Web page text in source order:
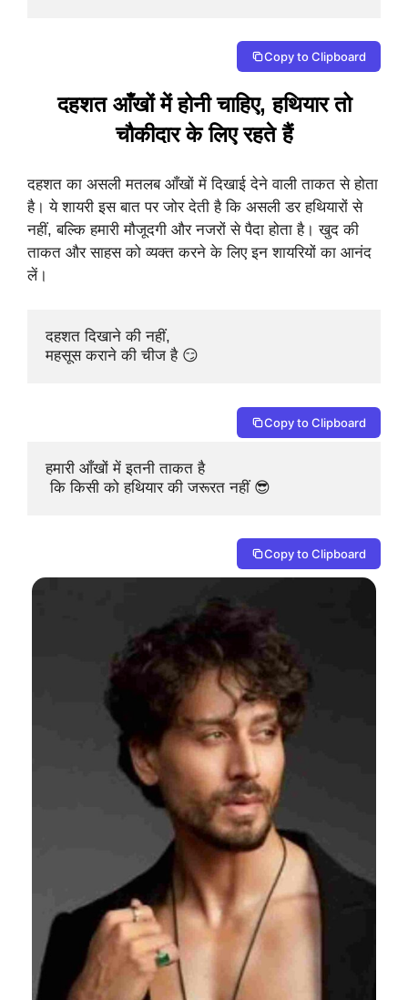
Copy to Clipboard
दहशत आँखों में होनी चाहिए, हथियार तो
चौकीदार के लिए रहते हैं
दहशत का असली मतलब आँखों में दिखाई देने वाली ताकत से होता
है। ये शायरी इस बात पर जोर देती है कि असली डर हथियारों से
नहीं, बल्कि हमारी मौजूदगी और नजरों से पैदा होता है। खुद की
ताकत और साहस को व्यक्त करने के लिए इन शायरियों का आनंद
लें।
दहशत दिखाने की नहीं,
महसूस कराने की चीज है 😏
Copy to Clipboard
हमारी आँखों में इतनी ताकत है
कि किसी को हथियार की जरूरत नहीं 😎
Copy to Clipboard